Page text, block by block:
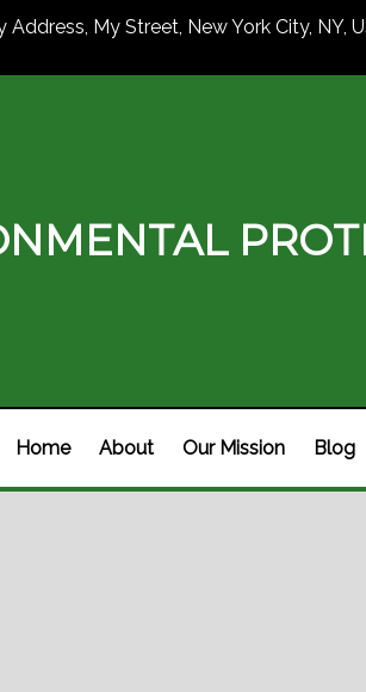
Address, My Street, New York City, NY,
Home About Our Mission Blog